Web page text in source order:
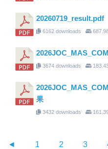
20260719_result.pdf
6162 downloads
3674 downloads
果
3432 downloads
◄ 1 2 3